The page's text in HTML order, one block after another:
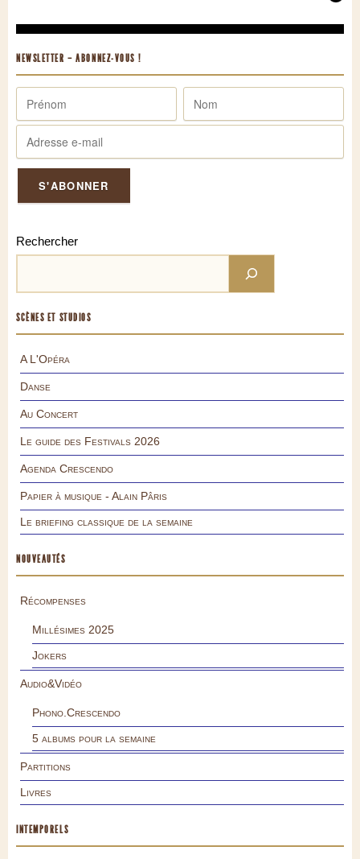
NEWSLETTER – ABONNEZ-VOUS !
Rechercher
SCÈNES ET STUDIOS
A L'Opéra
Danse
Au Concert
Le guide des Festivals 2026
Agenda Crescendo
Papier à musique - Alain Pâris
Le briefing classique de la semaine
NOUVEAUTÉS
Récompenses
Millésimes 2025
Jokers
Audio&Vidéo
Phono.Crescendo
5 albums pour la semaine
Partitions
Livres
INTEMPORELS